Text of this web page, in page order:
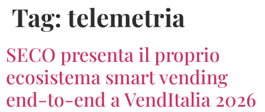
Tag: telemetria
SECO presenta il proprio
ecosistema smart vending
end-to-end a VendItalia 2026